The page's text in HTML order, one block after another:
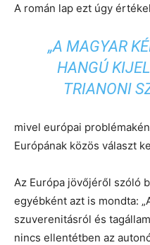
A román lap ezt úgy
„A MAGYAR
HANGÚ
TRIANONI
mivel európai
Európának közös választ
Az Európa jövőjéről szóló
egyébként azt is mondta:
szuverenitásról és
nincs ellentétben az